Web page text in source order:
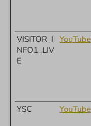
VISITOR_I
NFO1_LIV
E
YouTube
YSC YouTube